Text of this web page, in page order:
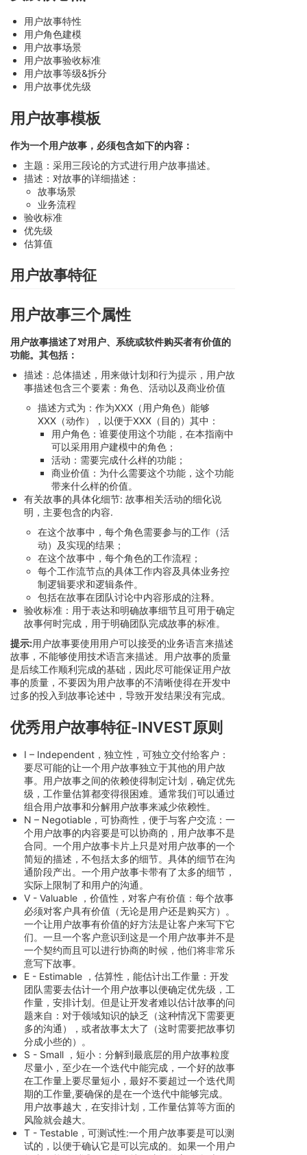
用户故事特性
用户角色建模
用户故事场景
用户故事验收标准
用户故事等级&拆分
用户故事优先级
用户故事模板
作为一个用户故事，必须包含如下的内容：
主题：采用三段论的方式进行用户故事描述。
描述：对故事的详细描述：
故事场景
业务流程
验收标准
优先级
估算值
用户故事特征
用户故事三个属性
用户故事描述了对用户、系统或软件购买者有价值的
功能。其包括：
描述：总体描述，用来做计划和行为提示，用户故
事描述包含三个要素：角色、活动以及商业价值
描述方式为：作为XXX（用户角色）能够
XXX（动作），以便于XXX（目的）其中：
用户角色：谁要使用这个功能，在本指南中
可以采用用户建模中的角色；
活动：需要完成什么样的功能；
商业价值：为什么需要这个功能，这个功能
带来什么样的价值。
有关故事的具体化细节: 故事相关活动的细化说
明，主要包含的内容.
在这个故事中，每个角色需要参与的工作（活
动）及实现的结果；
在这个故事中，每个角色的工作流程；
每个工作流节点的具体工作内容及具体业务控
制逻辑要求和逻辑条件。
包括在故事在团队讨论中内容形成的注释。
验收标准：用于表达和明确故事细节且可用于确定
故事何时完成，用于明确团队完成故事的标准。
提示:用户故事要使用用户可以接受的业务语言来描述
故事，不能够使用技术语言来描述。用户故事的质量
是后续工作顺利完成的基础，因此尽可能保证用户故
事的质量，不要因为用户故事的不清晰使得在开发中
过多的投入到故事论述中，导致开发结果没有完成。
优秀用户故事特征-INVEST原则
I – Independent，独立性，可独立交付给客户：
要尽可能的让一个用户故事独立于其他的用户故
事。用户故事之间的依赖使得制定计划，确定优先
级，工作量估算都变得很困难。通常我们可以通过
组合用户故事和分解用户故事来减少依赖性。
N – Negotiable，可协商性，便于与客户交流：一
个用户故事的内容要是可以协商的，用户故事不是
合同。一个用户故事卡片上只是对用户故事的一个
简短的描述，不包括太多的细节。具体的细节在沟
通阶段产出。一个用户故事卡带有了太多的细节，
实际上限制了和用户的沟通。
V - Valuable ，价值性，对客户有价值：每个故事
必须对客户具有价值（无论是用户还是购买方）。
一个让用户故事有价值的好方法是让客户来写下它
们。一旦一个客户意识到这是一个用户故事并不是
一个契约而且可以进行协商的时候，他们将非常乐
意写下故事。
E - Estimable ，估算性，能估计出工作量：开发
团队需要去估计一个用户故事以便确定优先级，工
作量，安排计划。但是让开发者难以估计故事的问
题来自：对于领域知识的缺乏（这种情况下需要更
多的沟通），或者故事太大了（这时需要把故事切
分成小些的）。
S - Small ，短小：分解到最底层的用户故事粒度
尽量小，至少在一个迭代中能完成，一个好的故事
在工作量上要尽量短小，最好不要超过一个迭代周
期的工作量,要确保的是在一个迭代中能够完成。
用户故事越大，在安排计划，工作量估算等方面的
风险就会越大。
T - Testable，可测试性:一个用户故事要是可以测
试的，以便于确认它是可以完成的。如果一个用户